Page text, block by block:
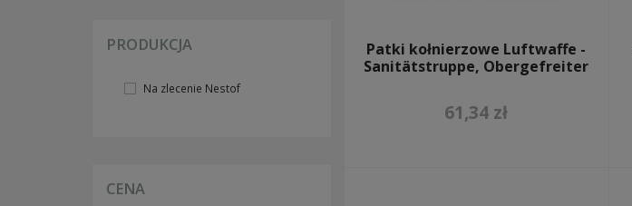
UMUNDUROWANIE ZSRR
pasy, szelki i akcesoria
łopatki i akcesoria
PRODUKCJA
Na zlecenie Nestof
CENA
Patki kołnierzowe Luftwaffe -
Sanitätstruppe, Obergefreiter
61,34 zł